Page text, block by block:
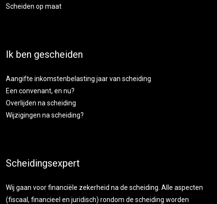
Scheiden op maat
Ik ben gescheiden
Aangifte inkomstenbelasting jaar van scheiding
Een convenant, en nu?
Overlijden na scheiding
Wijzigingen na scheiding?
Scheidingsexpert
Wij gaan voor financiële zekerheid na de scheiding. Alle aspecten
(fiscaal, financieel en juridisch) rondom de scheiding worden